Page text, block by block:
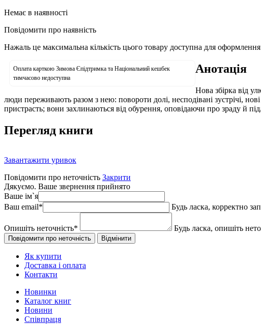
Немає в наявності
Повідомити про наявність
Нажаль це максимальна кількість цього товару доступна для оформлення
Оплата карткою Зимова Єпідтримка та Національний кешбек
тимчасово недоступна
Анотація
Нова збірка від
люди переживають разом з нею: повороти долі, несподівані зустрічі,
пристрасть; вони захлинаються від обурення, оповідаючи про зраду й
Перегляд книги
Завантажити уривок
Повідомити про неточність Закрити
Дякуємо. Ваше звернення прийнято
Ваше ім`я
Ваш email* Будь ласка, корректно
Опишіть неточність* Будь ласка, опишіть
Як купити
Доставка і оплата
Контакти
Новинки
Каталог книг
Новини
Співпраця